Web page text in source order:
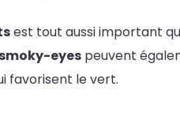
est tout aussi important
smoky-eyes peuvent
favorisent le vert.